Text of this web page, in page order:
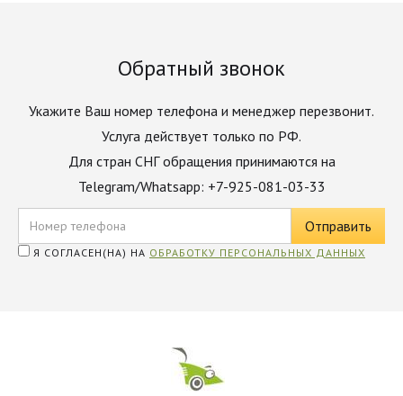
Обратный звонок
Укажите Ваш номер телефона и менеджер перезвонит.
Услуга действует только по РФ.
Для стран СНГ обращения принимаются на
Telegram/Whatsapp: +7-925-081-03-33
Я СОГЛАСЕН(НА) НА ОБРАБОТКУ ПЕРСОНАЛЬНЫХ ДАННЫХ